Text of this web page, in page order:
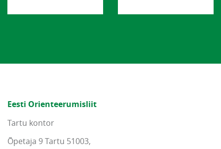
Eesti Orienteerumisliit
Tartu kontor
Õpetaja 9 Tartu 51003,